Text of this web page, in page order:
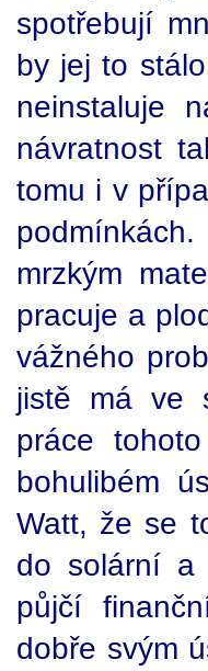
spotřebují
by jej to
neinstaluje
návratnost
tomu i v
mrzkým
pracuje a
vážného
jistě má ve
práce
bohulibém
Watt, že se
do solární a
půjčí
dobře svým